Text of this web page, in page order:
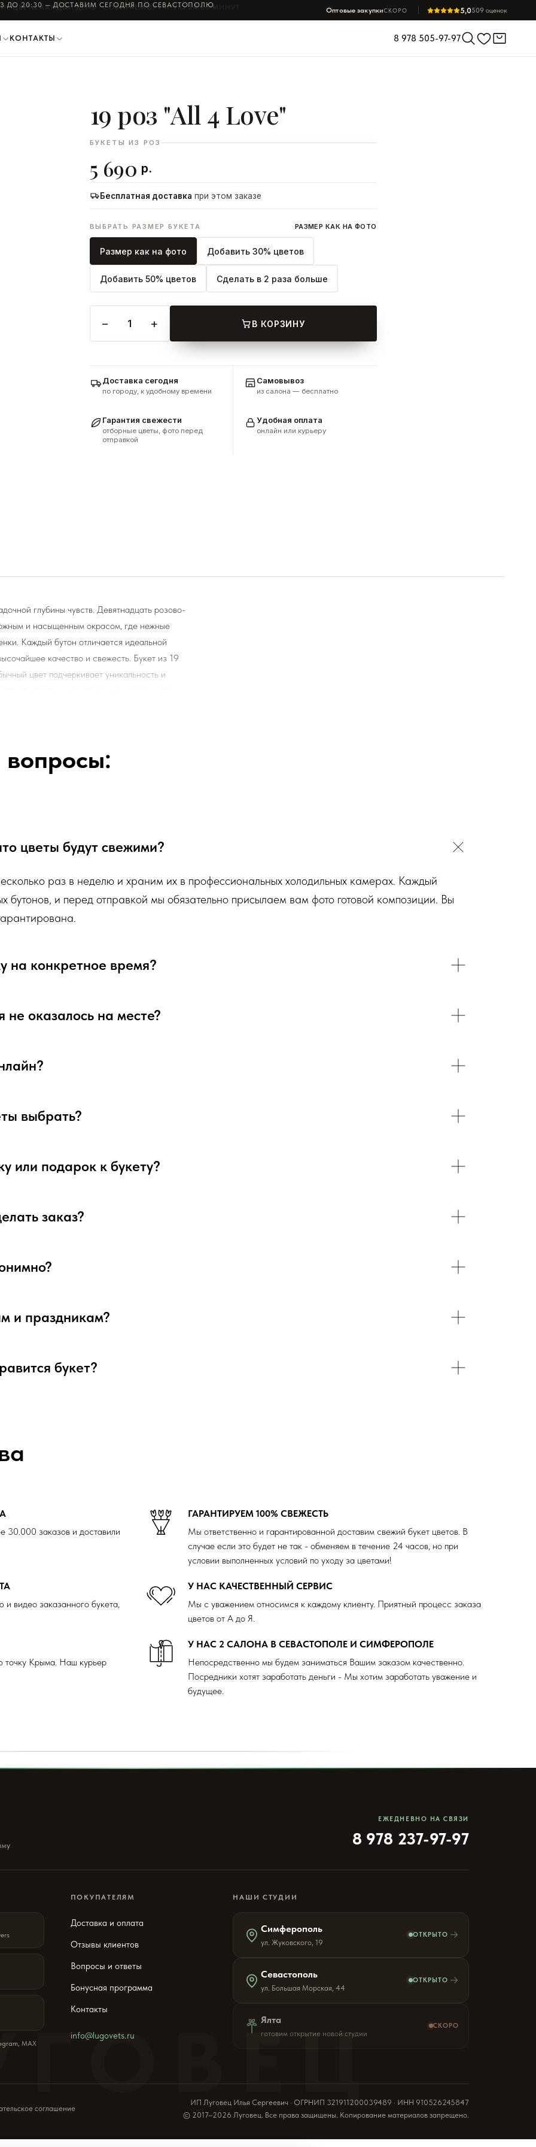
ДО20:30 — ДОСТАВИМ СЕГОДНЯ ПО СЕВАСТОПОЛЮ
Оптовые закупкиСКОРО 5,0509 оценок
КОНТАКТЫ 8 978 505-97-97
19 роз "All 4 Love"
БУКЕТЫ ИЗ РОЗ
5 690 р.
Бесплатная доставка при этом заказе
ВЫБРАТЬ РАЗМЕР БУКЕТА РАЗМЕР КАК НА ФОТО
Размер как на фото Добавить 30% цветов
Добавить 50% цветов Сделать в 2 раза больше
− 1 + В КОРЗИНУ
ДОБАВИТЬ В КОРЗИНУ
Доставка сегодня
по городу, к удобному времени
Самовывоз
из салона — бесплатно
Гарантия свежести
отборные цветы, фото перед
отправкой
Удобная оплата
онлайн или курьеру
глубины чувств. Девятнадцать розово-
и насыщенным окрасом, где нежные
Каждый бутон отличается идеальной
качество и свежесть. Букет из 19
цвет подчеркивает уникальность и
цветы радовали Вас❤️
собрал для Вас.
цветы будут свежими?
раз в неделю и храним их в профессиональных холодильных камерах. Каждый
бутонов, и перед отправкой мы обязательно присылаем вам фото готовой композиции. Вы
на конкретное время?
не оказалось на месте?
выбрать?
или подарок к букету?
заказ?
и праздникам?
букет?
30.000 заказов и доставили
ГАРАНТИРУЕМ 100% СВЕЖЕСТЬ
Мы ответственно и гарантированной доставим свежий букет цветов. В
случае если это будет не так - обменяем в течение 24 часов, но при
условии выполненных условий по уходу за цветами!
видео заказанного букета,
У НАС КАЧЕСТВЕННЫЙ СЕРВИС
Мы с уважением относимся к каждому клиенту. Приятный процесс заказа
цветов от А до Я.
точку Крыма. Наш курьер
У НАС 2 САЛОНА В СЕВАСТОПОЛЕ И СИМФЕРОПОЛЕ
Непосредственно мы будем заниматься Вашим заказом качественно.
Посредники хотят заработать деньги - Мы хотим заработать уважение и
будущее.
ЕЖЕДНЕВНО НА СВЯЗИ
8 978 237-97-97
MAX
ПОКУПАТЕЛЯМ
Доставка и оплата
Отзывы клиентов
Вопросы и ответы
Бонусная программа
Контакты
info@lugovets.ru
НАШИ СТУДИИ
Симферополь
ул. Жуковского, 19
ОТКРЫТО →
Севастополь
ул. Большая Морская, 44
ОТКРЫТО →
Ялта
готовим открытие новой студии
СКОРО
соглашение
ИП Луговец Илья Сергеевич · ОГРНИП 321911200039489 · ИНН 910526245847
© 2017–2026 Луговец. Все права защищены. Копирование материалов запрещено.